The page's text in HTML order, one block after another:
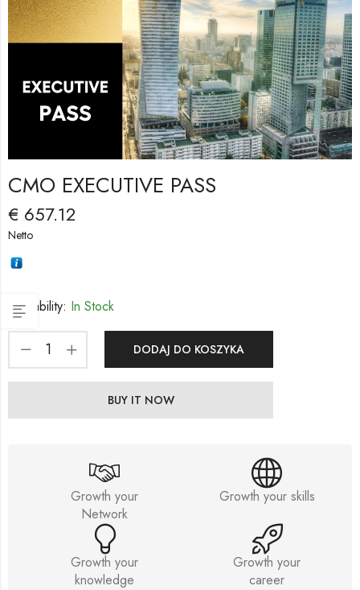
CMO EXECUTIVE PASS
€ 657.12
Netto
Availability: In Stock
DODAJ DO KOSZYKA
BUY IT NOW
Growth your
Network
Growth your skills
Growth your
knowledge
Growth your
career